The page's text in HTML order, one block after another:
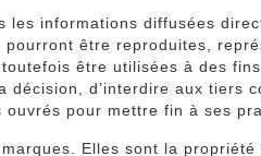
informations diffusées
pourront être reproduites,
être utilisées à des
d’interdire aux tiers
pour mettre fin à ses
Elles sont la propriété